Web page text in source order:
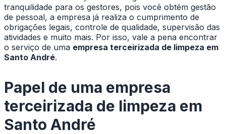
tranquilidade para os gestores, pois você obtém gestão
de pessoal, a empresa já realiza o cumprimento de
obrigações legais, controle de qualidade, supervisão das
atividades e muito mais. Por isso, vale a pena encontrar
o serviço de uma empresa terceirizada de limpeza em
Santo André.
Papel de uma empresa
terceirizada de limpeza em
Santo André